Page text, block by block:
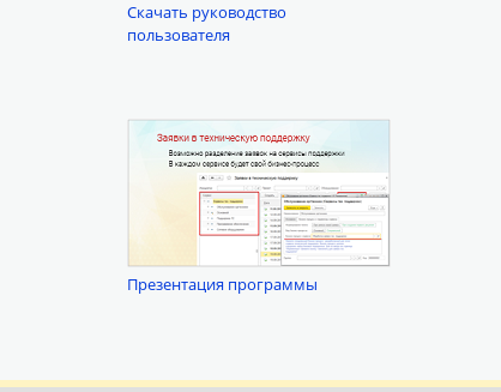
Скачать руководство
пользователя
Презентация программы